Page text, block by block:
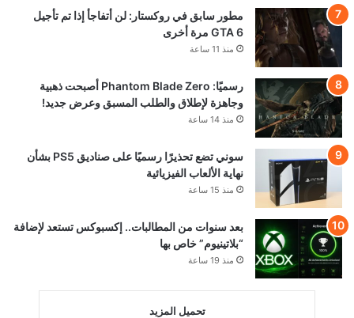
مطور سابق في روكستار: لن أتفاجأ إذا تم تأجيل
GTA 6 مرة أخرى
منذ 11 ساعة
رسميًا: Phantom Blade Zero أصبحت ذهبية
وجاهزة لإطلاق والطلب المسبق وعرض جديد!
منذ 14 ساعة
سوني تضع تحذيرًا رسميًا على صناديق PS5 بشأن
نهاية الألعاب الفيزيائية
منذ 15 ساعة
بعد سنوات من المطالبات.. إكسبوكس تستعد لإضافة
“بلاتينيوم” خاص بها
منذ 19 ساعة
تحميل المزيد